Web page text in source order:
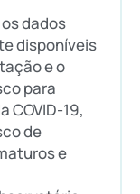
dados
disponíveis
e o
para
COVID-19,
de
e